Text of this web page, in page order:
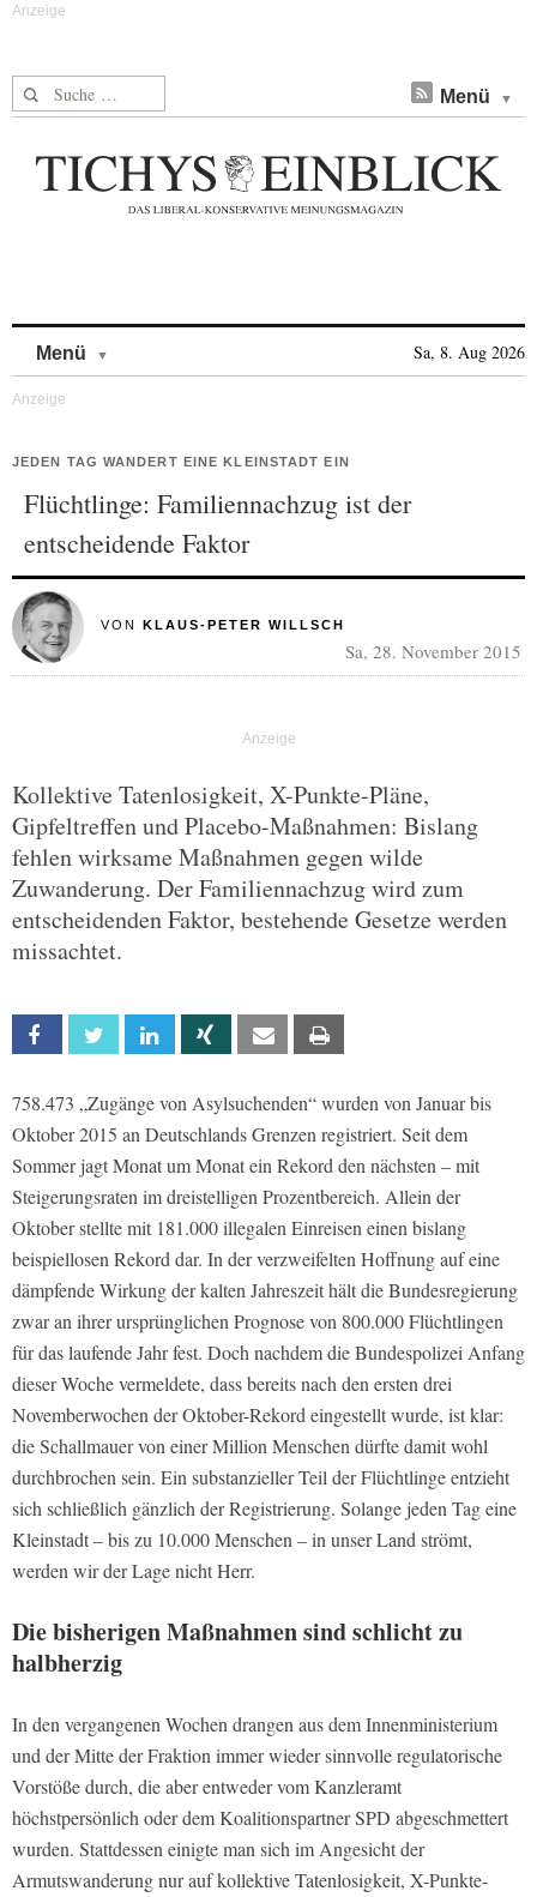
Suche nach: Menü
Menü Sa, 8. Aug 2026
JEDEN TAG WANDERT EINE KLEINSTADT EIN
Flüchtlinge: Familiennachzug ist der
entscheidende Faktor
VON KLAUS-PETER WILLSCH
Sa, 28. November 2015
Kollektive Tatenlosigkeit, X-Punkte-Pläne,
Gipfeltreffen und Placebo-Maßnahmen: Bislang
fehlen wirksame Maßnahmen gegen wilde
Zuwanderung. Der Familiennachzug wird zum
entscheidenden Faktor, bestehende Gesetze werden
missachtet.
Facebook Twitter Linkedin Xing Email
758.473 „Zugänge von Asylsuchenden“ wurden von Januar bis
Oktober 2015 an Deutschlands Grenzen registriert. Seit dem
Sommer jagt Monat um Monat ein Rekord den nächsten – mit
Steigerungsraten im dreistelligen Prozentbereich. Allein der
Oktober stellte mit 181.000 illegalen Einreisen einen bislang
beispiellosen Rekord dar. In der verzweifelten Hoffnung auf eine
dämpfende Wirkung der kalten Jahreszeit hält die Bundesregierung
zwar an ihrer ursprünglichen Prognose von 800.000 Flüchtlingen
für das laufende Jahr fest. Doch nachdem die Bundespolizei Anfang
dieser Woche vermeldete, dass bereits nach den ersten drei
Novemberwochen der Oktober-Rekord eingestellt wurde, ist klar:
die Schallmauer von einer Million Menschen dürfte damit wohl
durchbrochen sein. Ein substanzieller Teil der Flüchtlinge entzieht
sich schließlich gänzlich der Registrierung. Solange jeden Tag eine
Kleinstadt – bis zu 10.000 Menschen – in unser Land strömt,
werden wir der Lage nicht Herr.
Die bisherigen Maßnahmen sind schlicht zu
halbherzig
In den vergangenen Wochen drangen aus dem Innenministerium
und der Mitte der Fraktion immer wieder sinnvolle regulatorische
Vorstöße durch, die aber entweder vom Kanzleramt
höchstpersönlich oder dem Koalitionspartner SPD abgeschmettert
wurden. Stattdessen einigte man sich im Angesicht der
Armutswanderung nur auf kollektive Tatenlosigkeit, X-Punkte-